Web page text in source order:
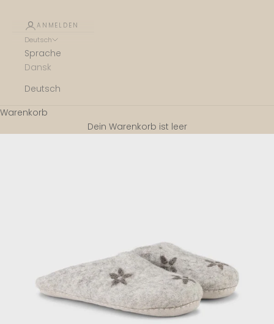
ANMELDEN
Deutsch
Sprache
Dansk
Deutsch
Warenkorb
Dein Warenkorb ist leer